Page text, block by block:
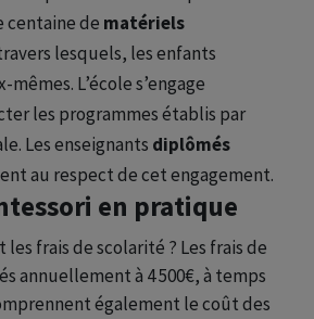
centaine de matériels
lesquels, les enfants
L’école s’engage
les programmes établis par
Les enseignants diplômés
au respect de cet engagement.
en pratique
frais de scolarité ? Les frais de
annuellement à 4 500€, à temps
également le coût des